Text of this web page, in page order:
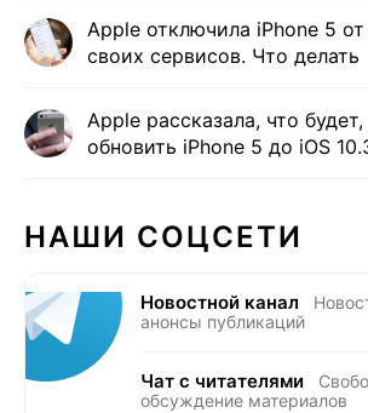
Apple отключила iPhone 5
своих сервисов. Что делать
Apple рассказала, что
обновить iPhone 5 до iOS
НАШИ СОЦСЕТИ
Новостной канал
анонсы публикаций
Чат с читателями
обсуждение материалов